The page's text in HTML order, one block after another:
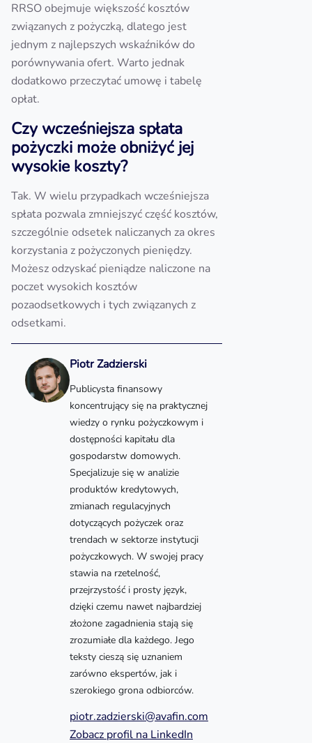
RRSO obejmuje większość kosztów
związanych z pożyczką, dlatego jest
jednym z najlepszych wskaźników do
porównywania ofert. Warto jednak
dodatkowo przeczytać umowę i tabelę
opłat.
Czy wcześniejsza spłata
pożyczki może obniżyć jej
wysokie koszty?
Tak. W wielu przypadkach wcześniejsza
spłata pozwala zmniejszyć część kosztów,
szczególnie odsetek naliczanych za okres
korzystania z pożyczonych pieniędzy.
Możesz odzyskać pieniądze naliczone na
poczet wysokich kosztów
pozaodsetkowych i tych związanych z
odsetkami.
Piotr Zadzierski
Publicysta finansowy
koncentrujący się na praktycznej
wiedzy o rynku pożyczkowym i
dostępności kapitału dla
gospodarstw domowych.
Specjalizuje się w analizie
produktów kredytowych,
zmianach regulacyjnych
dotyczących pożyczek oraz
trendach w sektorze instytucji
pożyczkowych. W swojej pracy
stawia na rzetelność,
przejrzystość i prosty język,
dzięki czemu nawet najbardziej
złożone zagadnienia stają się
zrozumiałe dla każdego. Jego
teksty cieszą się uznaniem
zarówno ekspertów, jak i
szerokiego grona odbiorców.
piotr.zadzierski@avafin.com
Zobacz profil na LinkedIn